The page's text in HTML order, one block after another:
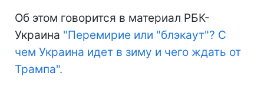
Об этом говорится в материал РБК-
Украина "Перемирие или "блэкаут"? С
чем Украина идет в зиму и чего ждать от
Трампа".